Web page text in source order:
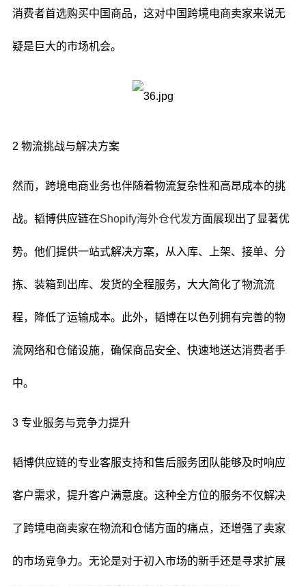
消费者首选购买中国商品，这对中国跨境电商卖家来说无
疑是巨大的市场机会。
2 物流挑战与解决方案
然而，跨境电商业务也伴随着物流复杂性和高昂成本的挑
战。韬博供应链在Shopify海外仓代发方面展现出了显著优
势。他们提供一站式解决方案，从入库、上架、接单、分
拣、装箱到出库、发货的全程服务，大大简化了物流流
程，降低了运输成本。此外，韬博在以色列拥有完善的物
流网络和仓储设施，确保商品安全、快速地送达消费者手
中。
3 专业服务与竞争力提升
韬博供应链的专业客服支持和售后服务团队能够及时响应
客户需求，提升客户满意度。这种全方位的服务不仅解决
了跨境电商卖家在物流和仓储方面的痛点，还增强了卖家
的市场竞争力。无论是对于初入市场的新手还是寻求扩展